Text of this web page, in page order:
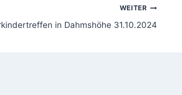
WEITER
in Dahmshöhe 31.10.2024